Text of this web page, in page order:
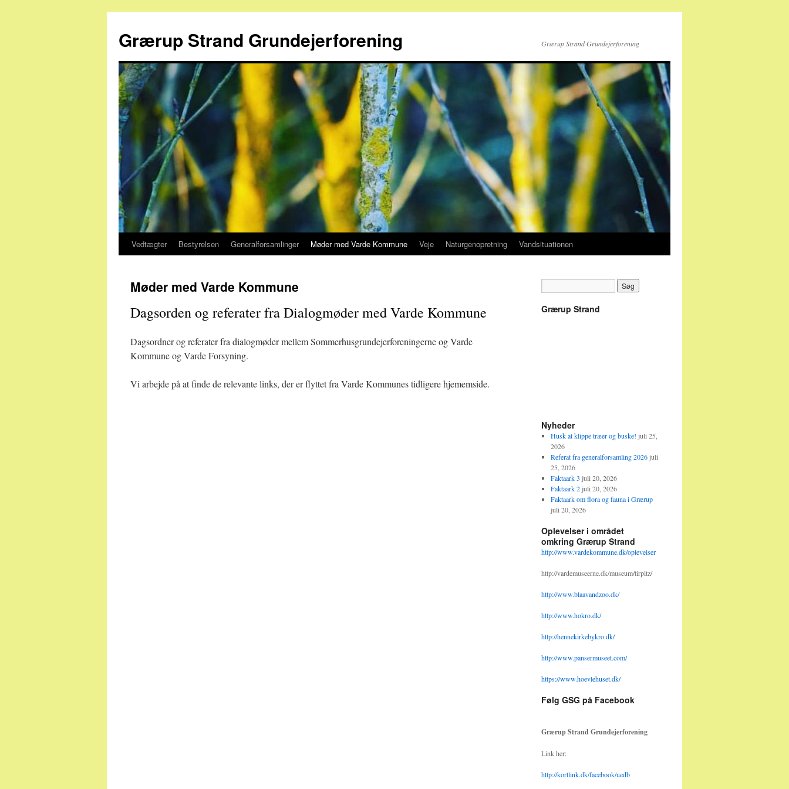
Grærup Strand Grundejerforening Grærup Strand Grundejerforening
Hop
indhold
Vedtægter Bestyrelsen Generalforsamlinger Møder med Varde Kommune Veje Naturgenopretning Vandsituationen
Møder med Varde Kommune
Dagsorden og referater fra Dialogmøder med Varde Kommune
Dagsordner og referater fra dialogmøder mellem Sommerhusgrundejerforeningerne og Varde
Kommune og Varde Forsyning.
Vi arbejde på at finde de relevante links, der er flyttet fra Varde Kommunes tidligere hjememside.
Grærup Strand
Nyheder
Husk at klippe træer og buske! juli 25,
2026
Referat fra generalforsamling 2026 juli
25, 2026
Faktaark 3 juli 20, 2026
Faktaark 2 juli 20, 2026
Faktaark om flora og fauna i Grærup
juli 20, 2026
Oplevelser i området
omkring Grærup Strand
http://www.vardekommune.dk/oplevelser
http://vardemuseerne.dk/museum/tirpitz/
http://www.blaavandzoo.dk/
http://www.hokro.dk/
http://hennekirkebykro.dk/
http://www.pansermuseet.com/
https://www.hoevlehuset.dk/
Følg GSG på Facebook
Grærup Strand Grundejerforening
Link her:
http://kortlink.dk/facebook/uedb